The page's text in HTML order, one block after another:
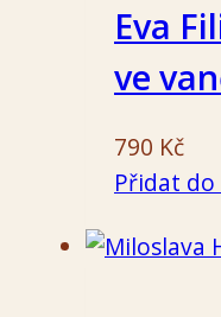
Eva
ve
790 Kč
Přidat